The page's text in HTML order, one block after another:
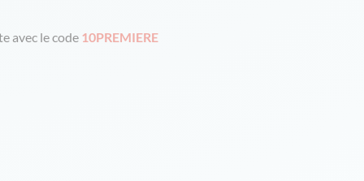
avec le code 10PREMIERE